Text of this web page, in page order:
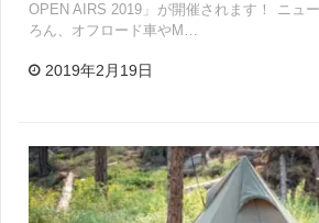
OPEN AIRS 2019」が開催されます！ ニュ
ろん、オフロード車やM…
2019年2月19日